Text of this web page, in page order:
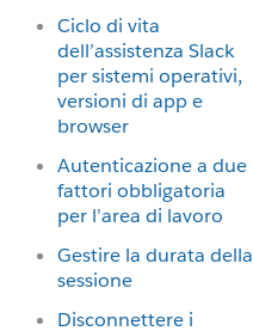
Ciclo di vita
dell’assistenza Slack
per sistemi operativi,
versioni di app e
browser
Autenticazione a due
fattori obbligatoria
per l’area di lavoro
Gestire la durata della
sessione
Disconnettere i